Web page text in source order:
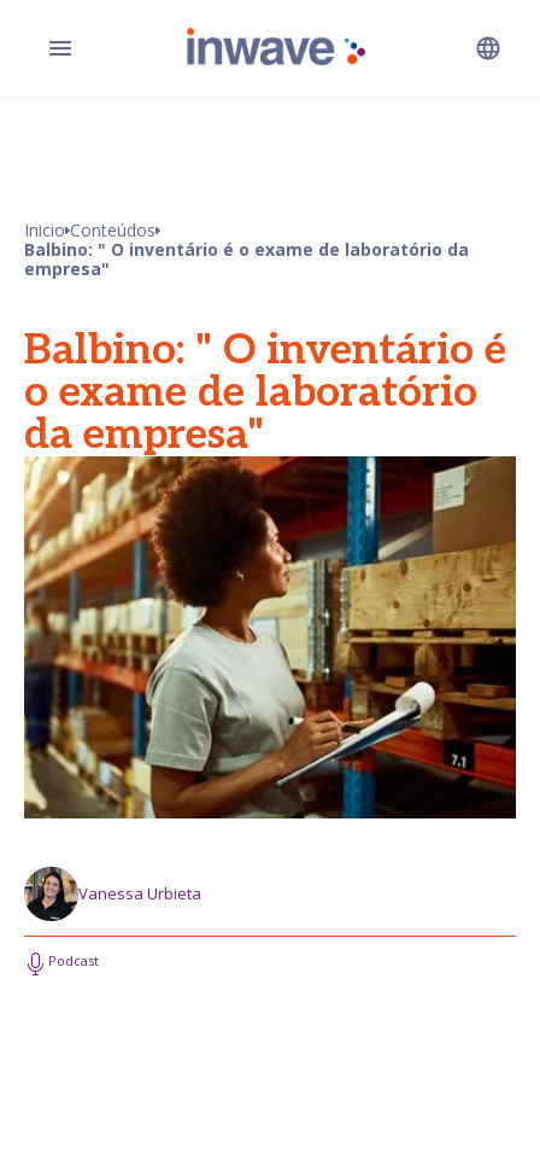
Inicio Conteúdos
Balbino: " O inventário é o exame de laboratório da
empresa"
Balbino: " O inventário é
o exame de laboratório
da empresa"
Vanessa Urbieta
Podcast